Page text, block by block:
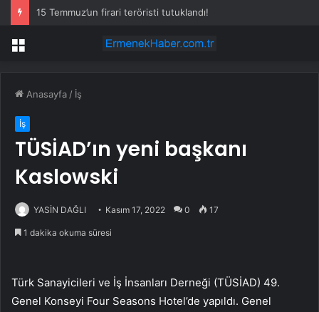
15 Temmuz’un firari teröristi tutuklandı!
Menü
Anasayfa / İş
İş
TÜSİAD’ın yeni başkanı
Kaslowski
YASİN DAĞLI Kasım 17, 2022 0 17
1 dakika okuma süresi
Türk Sanayicileri ve İş İnsanları Derneği (TÜSİAD) 49.
Genel Konseyi Four Seasons Hotel’de yapıldı. Genel